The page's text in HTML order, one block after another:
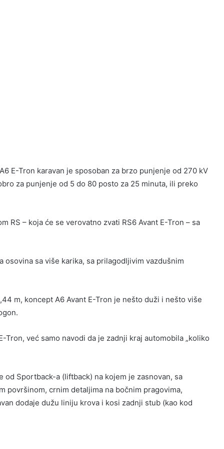
E-Tron karavan je sposoban za brzo punjenje od 270 kV
za punjenje od 5 do 80 posto za 25 minuta, ili preko
RS – koja će se verovatno zvati RS6 Avant E-Tron – sa
sa više karika, sa prilagodljivim vazdušnim
m, koncept A6 Avant E-Tron je nešto duži i nešto više
već samo navodi da je zadnji kraj automobila „koliko
Sportback-a (liftback) na kojem je zasnovan, sa
površinom, crnim detaljima na bočnim pragovima,
dodaje dužu liniju krova i kosi zadnji stub (kao kod